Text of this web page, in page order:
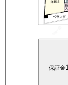
保証金